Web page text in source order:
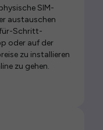
SIM-
austauschen
Schritt-
oder auf der
zu installieren
zu gehen.